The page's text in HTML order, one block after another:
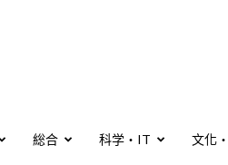
総合 科学・IT 文化